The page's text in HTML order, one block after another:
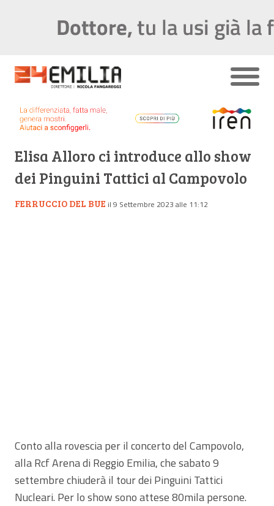
Elisa Alloro ci introduce allo show
dei Pinguini Tattici al Campovolo
FERRUCCIO DEL BUE il 9 Settembre 2023 alle 11:12
Conto alla rovescia per il concerto del Campovolo,
alla Rcf Arena di Reggio Emilia, che sabato 9
settembre chiuderà il tour dei Pinguini Tattici
Nucleari. Per lo show sono attese 80mila persone.